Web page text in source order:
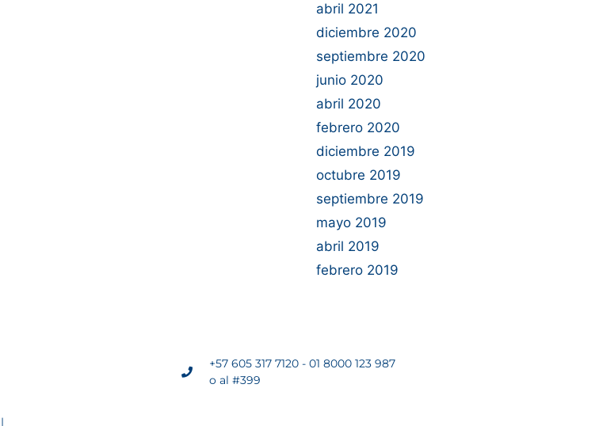
abril 2021
diciembre 2020
septiembre 2020
junio 2020
abril 2020
febrero 2020
diciembre 2019
octubre 2019
septiembre 2019
mayo 2019
abril 2019
febrero 2019
+57 605 317 7120 - 01 8000 123 987
o al #399